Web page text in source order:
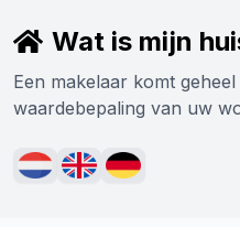
Wat is mijn
Een makelaar komt
waardebepaling van uw